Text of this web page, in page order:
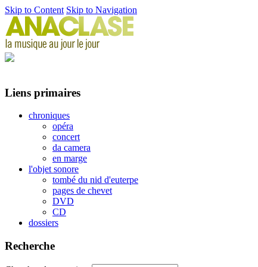
Skip to Content Skip to Navigation
Liens primaires
chroniques
opéra
concert
da camera
en marge
l'objet sonore
tombé du nid d'euterpe
pages de chevet
DVD
CD
dossiers
Recherche